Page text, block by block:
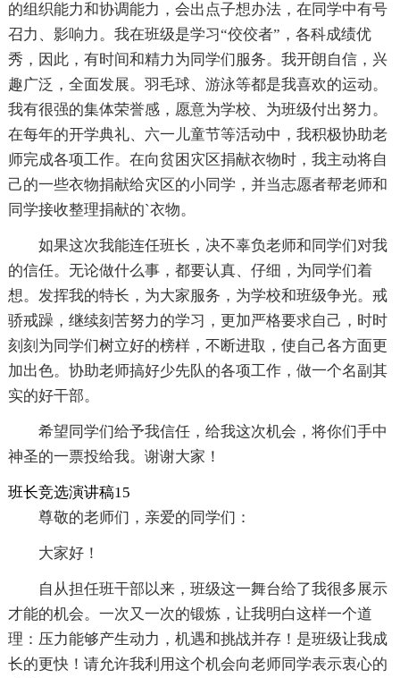
的组织能力和协调能力，会出点子想办法，在同学中有号
召力、影响力。我在班级是学习“佼佼者”，各科成绩优
秀，因此，有时间和精力为同学们服务。我开朗自信，兴
趣广泛，全面发展。羽毛球、游泳等都是我喜欢的运动。
我有很强的集体荣誉感，愿意为学校、为班级付出努力。
在每年的开学典礼、六一儿童节等活动中，我积极协助老
师完成各项工作。在向贫困灾区捐献衣物时，我主动将自
己的一些衣物捐献给灾区的小同学，并当志愿者帮老师和
同学接收整理捐献的`衣物。
如果这次我能连任班长，决不辜负老师和同学们对我
的信任。无论做什么事，都要认真、仔细，为同学们着
想。发挥我的特长，为大家服务，为学校和班级争光。戒
骄戒躁，继续刻苦努力的学习，更加严格要求自己，时时
刻刻为同学们树立好的榜样，不断进取，使自己各方面更
加出色。协助老师搞好少先队的各项工作，做一个名副其
实的好干部。
希望同学们给予我信任，给我这次机会，将你们手中
神圣的一票投给我。谢谢大家！
班长竞选演讲稿15
尊敬的老师们，亲爱的同学们：
大家好！
自从担任班干部以来，班级这一舞台给了我很多展示
才能的机会。一次又一次的锻炼，让我明白这样一个道
理：压力能够产生动力，机遇和挑战并存！是班级让我成
长的更快！请允许我利用这个机会向老师同学表示衷心的